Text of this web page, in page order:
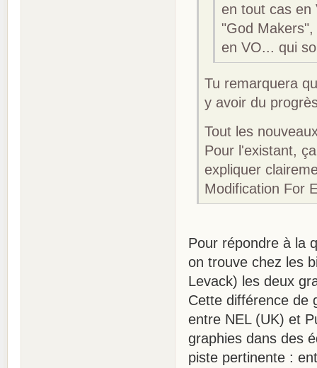
en tout cas en
"God
en VO... qui
Tu remarquera
y avoir du
Tout les
Pour l'existant,
expliquer
Modification For
Pour répondre à la
on trouve chez les
Levack) les deux
Cette différence de
entre NEL (UK) et
graphies dans des
piste pertinente :